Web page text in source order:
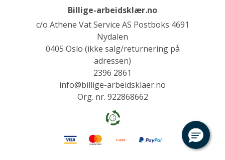
Billige-arbeidsklær.no
c/o Athene Vat Service AS Postboks 4691
Nydalen
0405 Oslo (ikke salg/returnering på
adressen)
2396 2861
info@billige-arbeidsklaer.no
Org. nr. 922868662